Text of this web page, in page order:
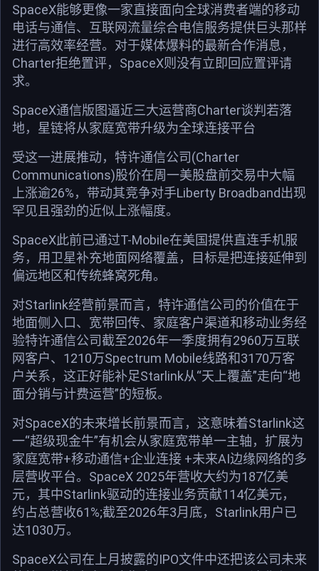
SpaceX能够更像一家直接面向全球消费者端的移动
电话与通信、互联网流量综合电信服务提供巨头那样
进行高效率经营。对于媒体爆料的最新合作消息，
Charter拒绝置评，SpaceX则没有立即回应置评请
求。
SpaceX通信版图逼近三大运营商Charter谈判若落
地，星链将从家庭宽带升级为全球连接平台
受这一进展推动，特许通信公司(Charter
Communications)股价在周一美股盘前交易中大幅
上涨逾26%，带动其竞争对手Liberty Broadband出现
罕见且强劲的近似上涨幅度。
SpaceX此前已通过T-Mobile在美国提供直连手机服
务，用卫星补充地面网络覆盖，目标是把连接延伸到
偏远地区和传统蜂窝死角。
对Starlink经营前景而言，特许通信公司的价值在于
地面侧入口、宽带回传、家庭客户渠道和移动业务经
验特许通信公司截至2026年一季度拥有2960万互联
网客户、1210万Spectrum Mobile线路和3170万客
户关系，这正好能补足Starlink从“天上覆盖”走向“地
面分销与计费运营”的短板。
对SpaceX的未来增长前景而言，这意味着Starlink这
一“超级现金牛”有机会从家庭宽带单一主轴，扩展为
家庭宽带+移动通信+企业连接 +未来AI边缘网络的多
层营收平台。SpaceX 2025年营收大约为187亿美
元，其中Starlink驱动的连接业务贡献114亿美元，
约占总营收61%;截至2026年3月底，Starlink用户已
达1030万。
SpaceX公司在上月披露的IPO文件中还把该公司未来